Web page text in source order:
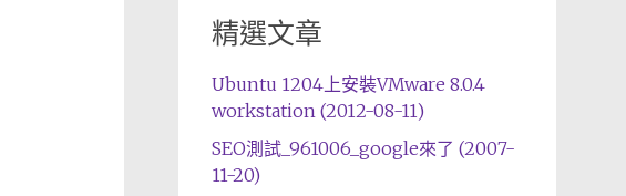
精選文章
Ubuntu 1204上安裝VMware 8.0.4
workstation (2012-08-11)
SEO測試_961006_google來了 (2007-
11-20)